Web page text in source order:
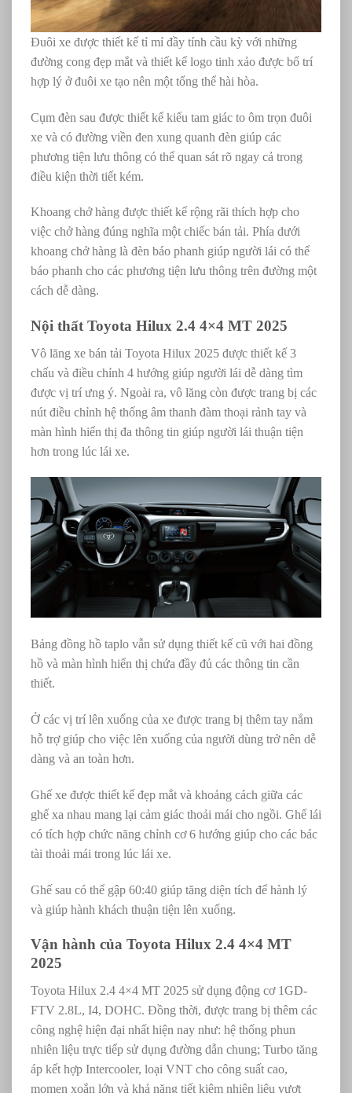
Đuôi xe được thiết kế tỉ mỉ đầy tính cầu kỳ với những
đường cong đẹp mắt và thiết kế logo tinh xảo được bố trí
hợp lý ở đuôi xe tạo nên một tổng thể hài hòa.
Cụm đèn sau được thiết kế kiểu tam giác to ôm trọn đuôi
xe và có đường viền đen xung quanh đèn giúp các
phương tiện lưu thông có thể quan sát rõ ngay cả trong
điều kiện thời tiết kém.
Khoang chở hàng được thiết kế rộng rãi thích hợp cho
việc chở hàng đúng nghĩa một chiếc bán tải. Phía dưới
khoang chở hàng là đèn báo phanh giúp người lái có thể
báo phanh cho các phương tiện lưu thông trên đường một
cách dễ dàng.
Nội thất Toyota Hilux 2.4 4×4 MT 2025
Vô lăng xe bán tải Toyota Hilux 2025 được thiết kế 3
chấu và điều chỉnh 4 hướng giúp người lái dễ dàng tìm
được vị trí ưng ý. Ngoài ra, vô lăng còn được trang bị các
nút điều chỉnh hệ thống âm thanh đàm thoại rảnh tay và
màn hình hiển thị đa thông tin giúp người lái thuận tiện
hơn trong lúc lái xe.
Bảng đồng hồ taplo vẫn sử dụng thiết kế cũ với hai đồng
hồ và màn hình hiển thị chứa đầy đủ các thông tin cần
thiết.
Ở các vị trí lên xuống của xe được trang bị thêm tay nắm
hỗ trợ giúp cho việc lên xuống của người dùng trở nên dễ
dàng và an toàn hơn.
Ghế xe được thiết kế đẹp mắt và khoảng cách giữa các
ghế xa nhau mang lại cảm giác thoải mái cho ngồi. Ghế lái
có tích hợp chức năng chỉnh cơ 6 hướng giúp cho các bác
tài thoải mái trong lúc lái xe.
Ghế sau có thể gập 60:40 giúp tăng diện tích để hành lý
và giúp hành khách thuận tiện lên xuống.
Vận hành của Toyota Hilux 2.4 4×4 MT
2025
Toyota Hilux 2.4 4×4 MT 2025 sử dụng động cơ 1GD-
FTV 2.8L, I4, DOHC. Đồng thời, được trang bị thêm các
công nghệ hiện đại nhất hiện nay như: hệ thống phun
nhiên liệu trực tiếp sử dụng đường dẫn chung; Turbo tăng
áp kết hợp Intercooler, loại VNT cho công suất cao,
momen xoắn lớn và khả năng tiết kiệm nhiên liệu vượt